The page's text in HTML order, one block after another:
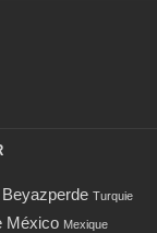
Beyazperde Turquie
México Mexique